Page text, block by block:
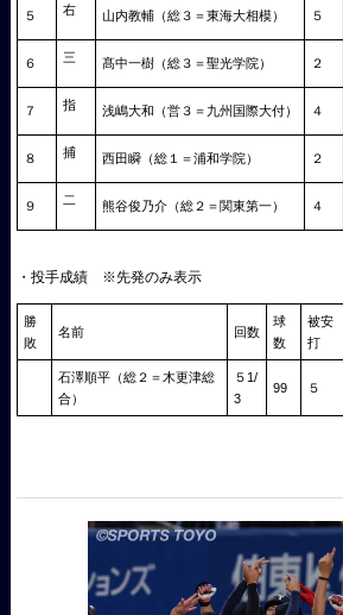
５ 右 山内教輔（総３＝東海大相模） ５
６ 三 髙中一樹（総３＝聖光学院） ２
７ 指 浅嶋大和（営３＝九州国際大付） ４
８ 捕 西田瞬（総１＝浦和学院） ２
９ 二 熊谷俊乃介（総２＝関東第一） ４
・投手成績 ※先発のみ表示
勝
敗
名前 回数
球
数
被安
打
石澤順平（総２＝木更津総
合）
５1/
3
99 ５